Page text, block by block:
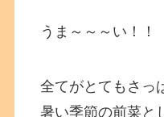
うま～～～い！！
全てがとてもさっ
暑い季節の前菜と